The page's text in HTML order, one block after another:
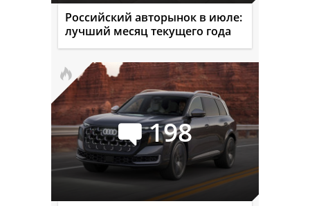
Российский авторынок в июле:
лучший месяц текущего года
198